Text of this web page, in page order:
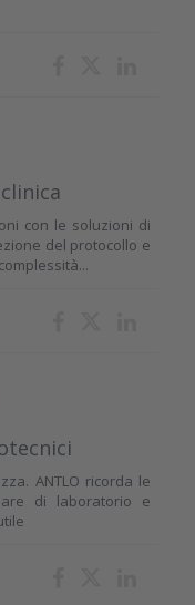
con le soluzioni di
del protocollo e
ANTLO ricorda le
di laboratorio e